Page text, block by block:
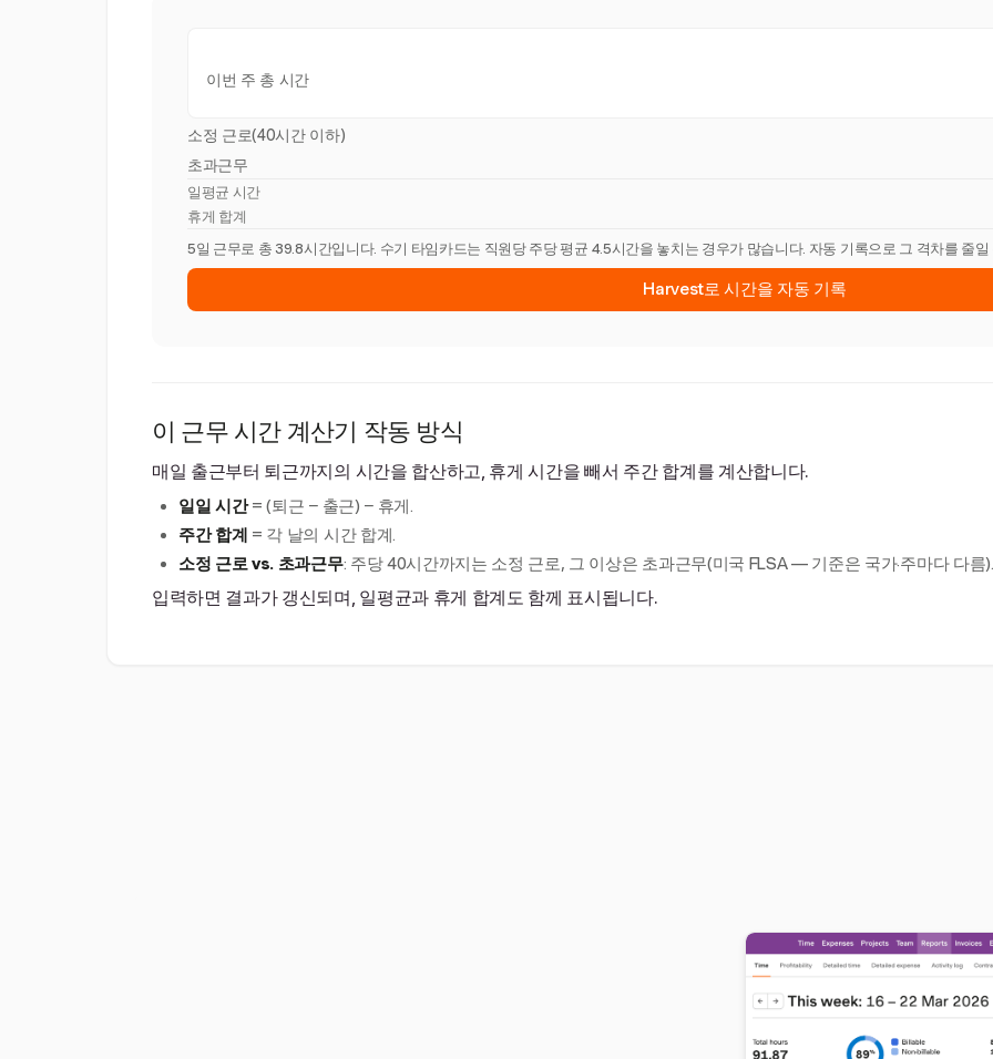
이번 주 총 시간
소정 근로(40시간 이하)
초과근무
일평균 시간
휴게 합계
5일 근무로 총 39.8시간입니다. 수기 타임카드는 직원당 주당 평균 4.5시간을 놓치는 경우가 많습니다. 자동 기록으로 그 격차를 줄일
Harvest로 시간을 자동 기록
이 근무 시간 계산기 작동 방식
매일 출근부터 퇴근까지의 시간을 합산하고, 휴게 시간을 빼서 주간 합계를 계산합니다.
일일 시간= (퇴근 − 출근) − 휴게.
주간 합계 = 각 날의 시간 합계.
소정 근로 vs. 초과근무: 주당 40시간까지는 소정 근로, 그 이상은 초과근무(미국 FLSA — 기준은 국가·주마다 다름).
입력하면 결과가 갱신되며, 일평균과 휴게 합계도 함께 표시됩니다.